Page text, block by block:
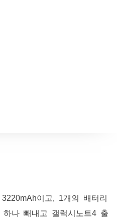
이고, 1개의 배터리
나 빼내고 갤럭시노트4 출